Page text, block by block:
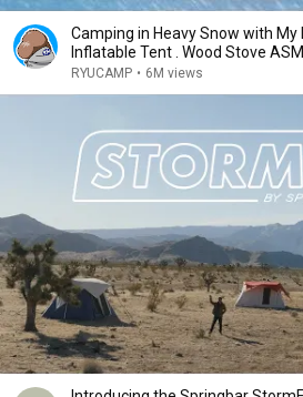
Camping in Heavy Snow with My
Inflatable Tent . Wood Stove
RYUCAMP • 6M views